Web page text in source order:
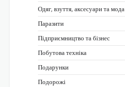
Одяг, взуття, аксесуари та мода
Паразити
Підприємництво та бізнес
Побутова техніка
Подарунки
Подорожі